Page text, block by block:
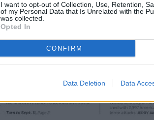
I want to opt-out of Collection, Use, Retention,
of my Personal Data that Is Unrelated with the
was collected.
Opted In
CONFIRM
Data Deletion Data